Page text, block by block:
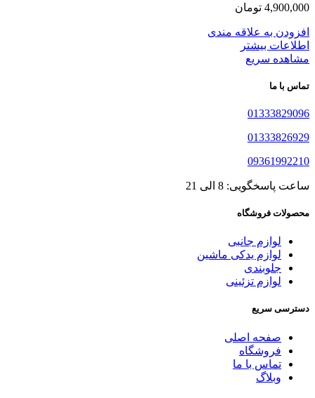
4,900,000 تومان
افزودن به علاقه مندی
اطلاعات بیشتر
مشاهده سریع
تماس با ما
01333829096
01333826929
09361992210
ساعت پاسخگویی: 8 الی 21
محصولات فروشگاه
لوازم جانبی
لوازم یدکی ماشین
جلوبندی
لوازم تزئینی
دسترسی سریع
صفحه اصلی
فروشگاه
تماس با ما
وبلاگ